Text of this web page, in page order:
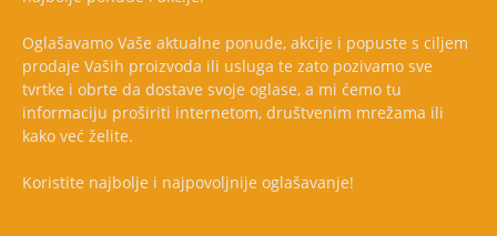
Oglašavamo Vaše aktualne ponude, akcije i popuste s ciljem
prodaje Vaših proizvoda ili usluga te zato pozivamo sve
tvrtke i obrte da dostave svoje oglase, a mi ćemo tu
informaciju proširiti internetom, društvenim mrežama ili
kako već želite.
Koristite najbolje i najpovoljnije oglašavanje!